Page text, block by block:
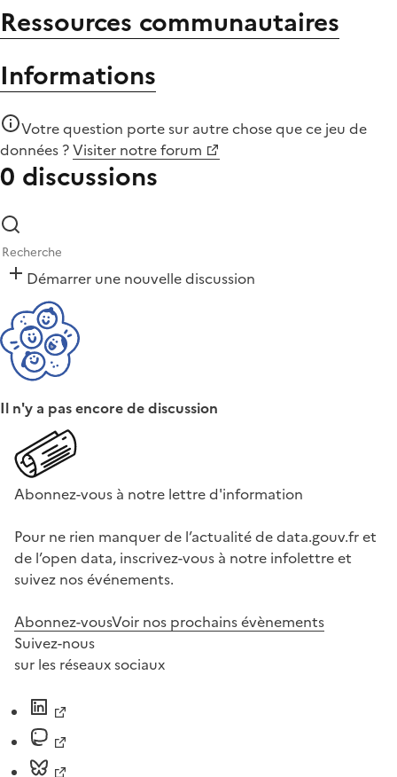
Ressources communautaires
Informations
Votre question porte sur autre chose quece jeu de
données ?Visiter notre forum
0 discussions
Démarrer une nouvelle discussion
Il n'y a pas encore de discussion
Abonnez-vous à notre lettre d'information
Pour ne rien manquer de l’actualité de data.gouv.fr et
de l’open data, inscrivez-vous à notre infolettre et
suivez nos événements.
Abonnez-vousVoir nos prochains évènements
Suivez-nous
sur les réseaux sociaux